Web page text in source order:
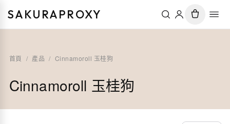
SAKURAPROXY
首頁 / 產品 / Cinnamoroll 玉桂狗
Cinnamoroll 玉桂狗